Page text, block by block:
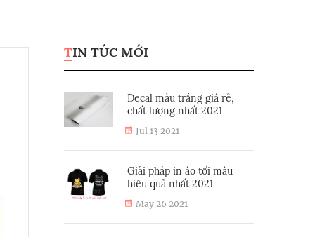
TIN TỨC MỚI
Decal màu trắng giá rẻ,
chất lượng nhất 2021
Jul 13 2021
Giải pháp in áo tối màu
hiệu quả nhất 2021
May 26 2021